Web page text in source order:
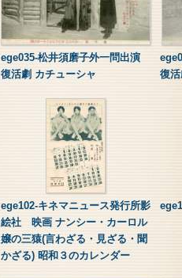
ege035-松井須磨子外一問出演
復活劇 カチューシャ
復
ege102-キネマニュース発行所影
絵社 映画 ナンシー・カーロル
嬢の三猿(言わざる・見ざる・聞
かざる) 昭和３のカレンダー